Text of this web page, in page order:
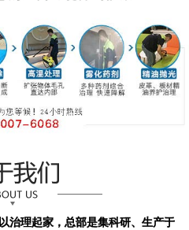
治理起家，总部是集科研、生产于